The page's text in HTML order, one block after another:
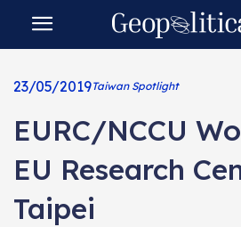
23/05/2019Taiwan Spotlight
EURC/NCCU
EU Research
Taipei